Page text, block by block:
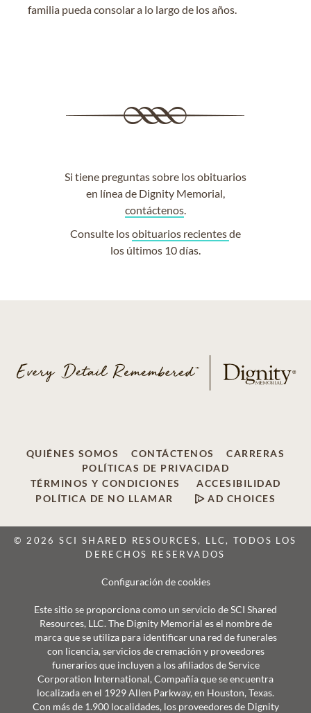
familia pueda consolar a lo largo de los años.
Si tiene preguntas sobre los obituarios
en línea de Dignity Memorial,
contáctenos.
Consulte losobituarios recientesde
los últimos 10 días.
QUIÉNES SOMOS CONTÁCTENOS
CARRERAS
POLÍTICAS DE PRIVACIDAD
TÉRMINOS Y CONDICIONES
ACCESIBILIDAD
POLÍTICA DE NO LLAMAR
AD CHOICES
© 2026 SCI SHARED RESOURCES, LLC, TODOS LOS
DERECHOS RESERVADOS
Configuración de cookies
Este sitio se proporciona como un servicio de SCI Shared
Resources, LLC. The Dignity Memorial es el nombre de
marca que se utiliza para identificar una red de funerales
con licencia, servicios de cremación y proveedores
funerarios que incluyen a los afiliados de Service
Corporation International, Compañía que se encuentra
localizada en el 1929 Allen Parkway, en Houston, Texas.
Con más de 1.900 localidades, los proveedores de Dignity